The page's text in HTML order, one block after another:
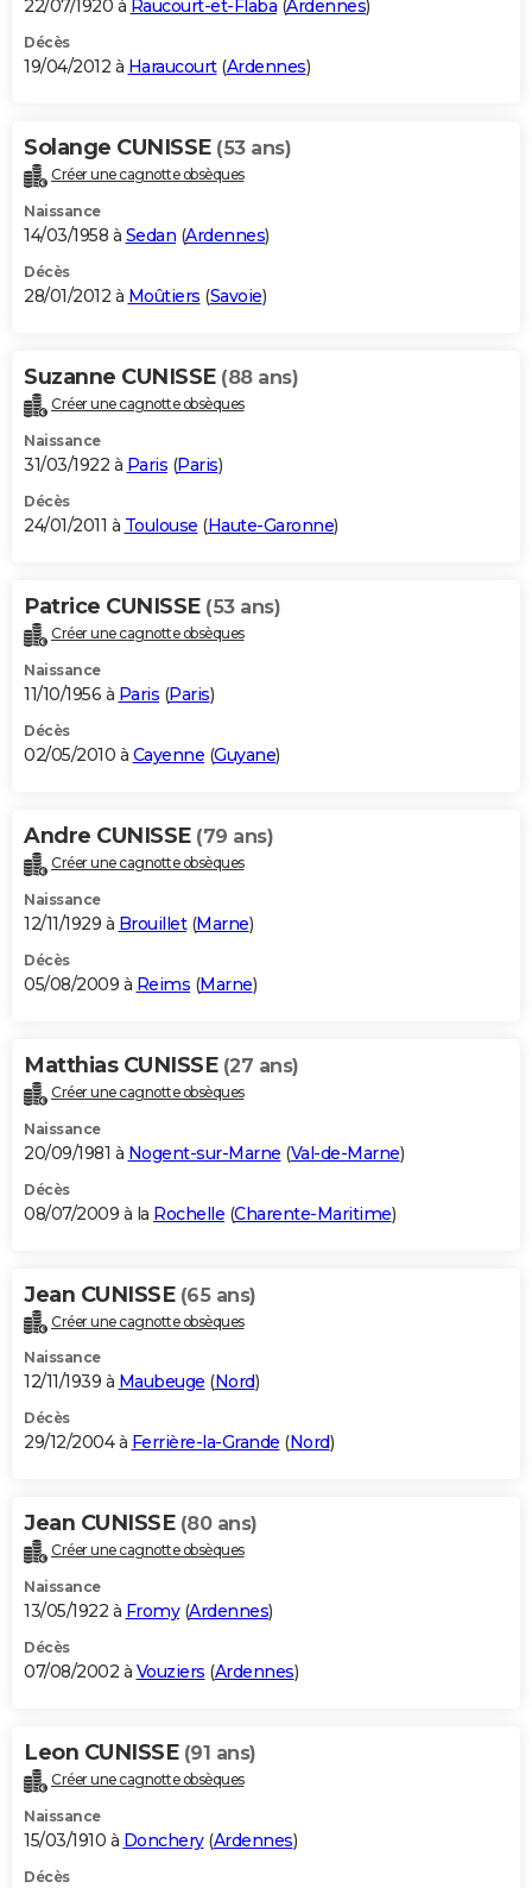
22/07/1920 à Raucourt-et-Flaba (Ardennes)
Décès
19/04/2012 à Haraucourt(Ardennes)
Solange CUNISSE (53 ans)
Créer une cagnotte obsèques
Naissance
14/03/1958 à Sedan (Ardennes)
Décès
28/01/2012 à Moûtiers (Savoie)
Suzanne CUNISSE (88 ans)
Créer une cagnotte obsèques
Naissance
31/03/1922 à Paris (Paris)
Décès
24/01/2011 à Toulouse (Haute-Garonne)
Patrice CUNISSE (53 ans)
Créer une cagnotte obsèques
Naissance
11/10/1956 à Paris (Paris)
Décès
02/05/2010 à Cayenne (Guyane)
Andre CUNISSE (79 ans)
Créer une cagnotte obsèques
Naissance
12/11/1929 à Brouillet(Marne)
Décès
05/08/2009 à Reims (Marne)
Matthias CUNISSE (27 ans)
Créer une cagnotte obsèques
Naissance
20/09/1981 à Nogent-sur-Marne (Val-de-Marne)
Décès
08/07/2009 à la Rochelle (Charente-Maritime)
Jean CUNISSE (65 ans)
Créer une cagnotte obsèques
Naissance
12/11/1939 à Maubeuge (Nord)
Décès
29/12/2004 à Ferrière-la-Grande (Nord)
Jean CUNISSE (80 ans)
Créer une cagnotte obsèques
Naissance
13/05/1922 à Fromy(Ardennes)
Décès
07/08/2002 à Vouziers (Ardennes)
Leon CUNISSE (91 ans)
Créer une cagnotte obsèques
Naissance
15/03/1910 à Donchery(Ardennes)
Décès